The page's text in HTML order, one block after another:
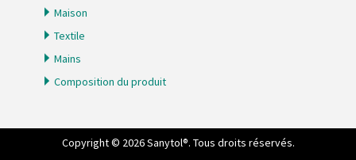
Maison
Textile
Mains
Composition du produit
Copyright © 2026 Sanytol®. Tous droits réservés.